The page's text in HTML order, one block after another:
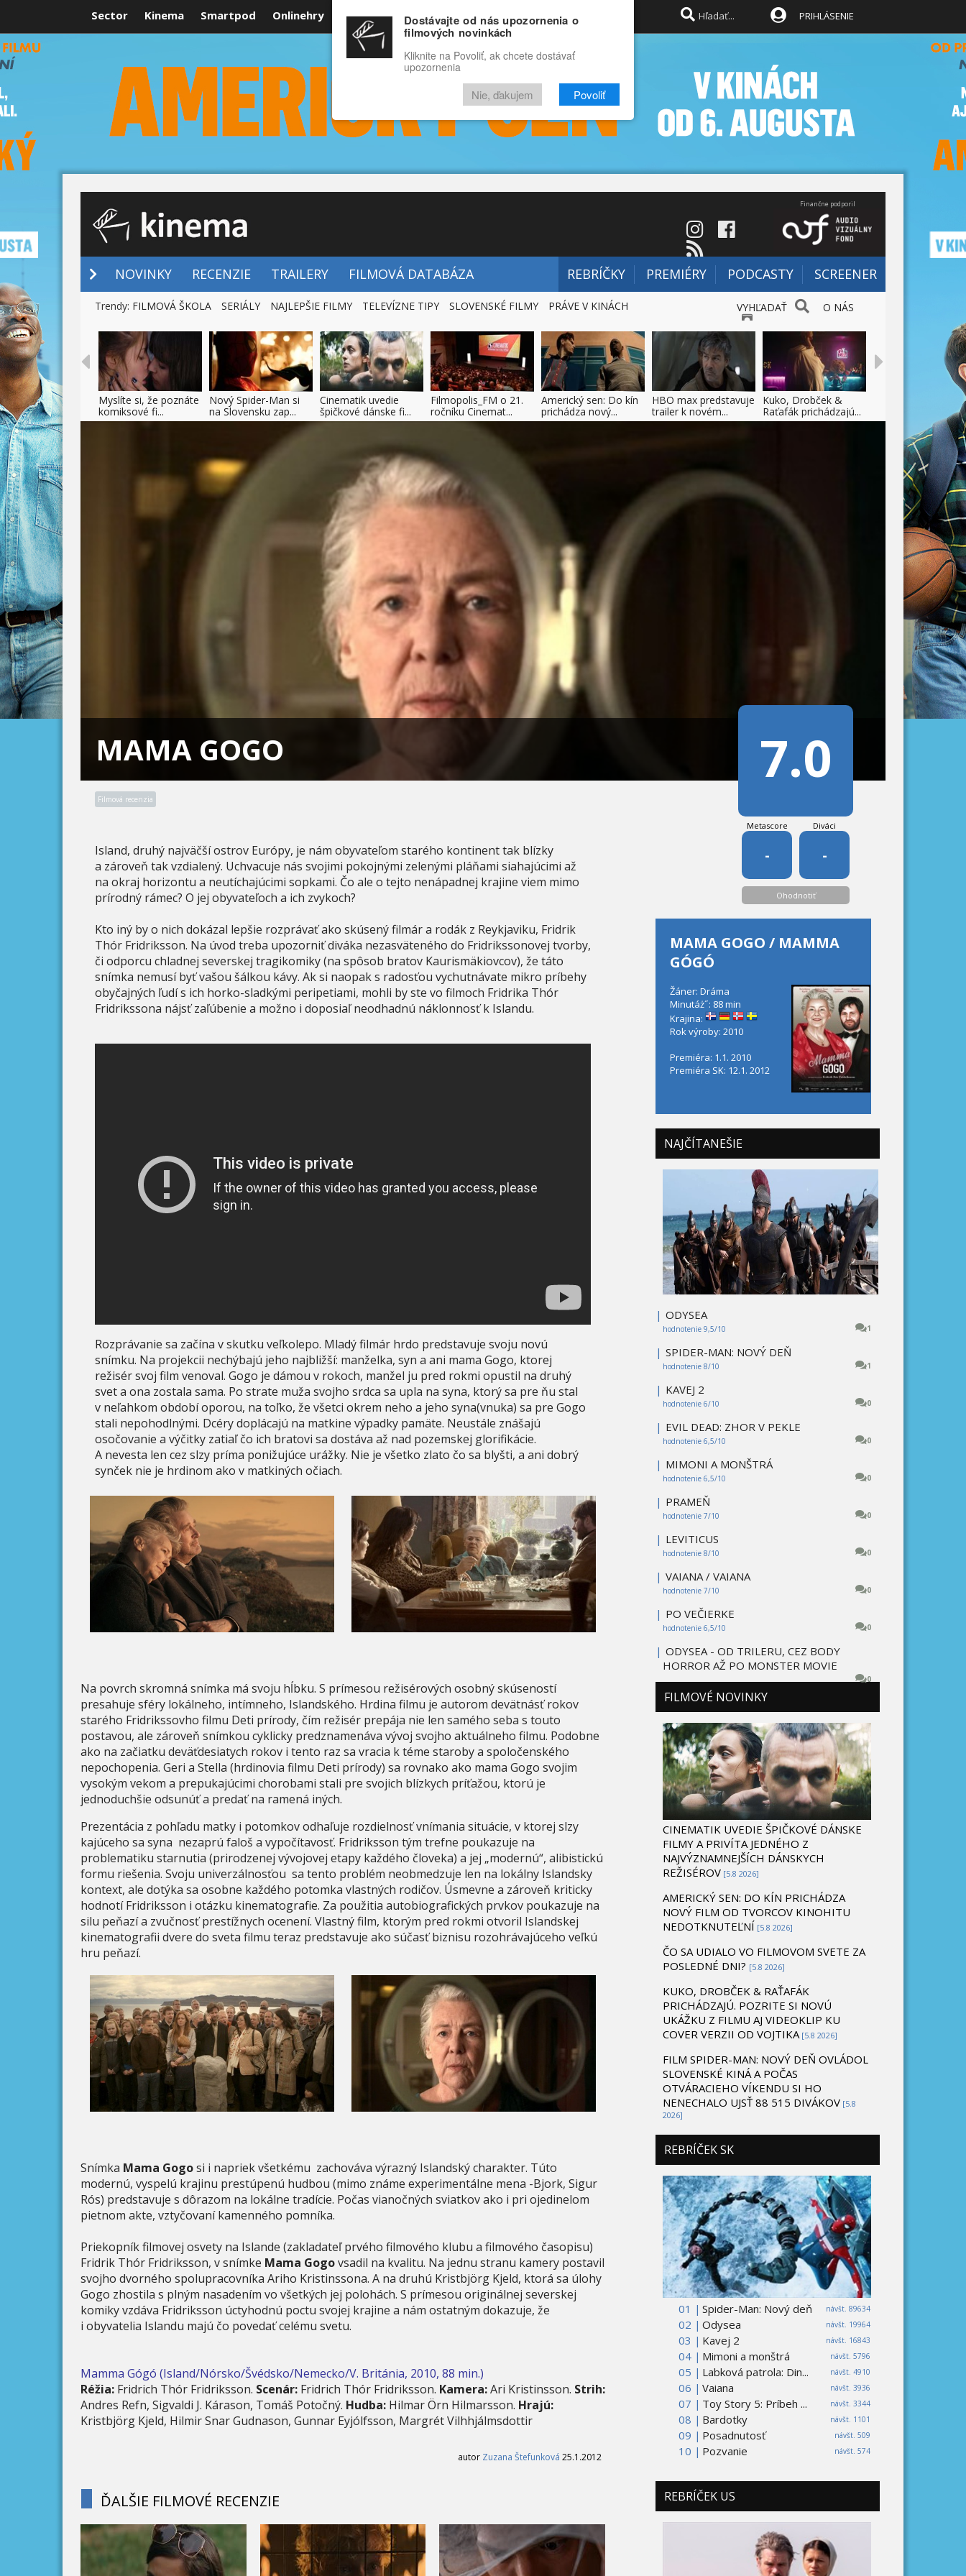
Sector Kinema Smartpod Onlinehry Rozprávky Funny Docu
RECENZIE VIDEÁ FILMY
PRIHLÁSENIE
Finančne podporil
NOVINKY RECENZIE TRAILERY FILMOVÁ DATABÁZA REBRÍČKY PREMIÉRY PODCASTY SCREENER
VYHĽADAŤ O NÁS
Trendy: FILMOVÁ ŠKOLA SERIÁLY NAJLEPŠIE FILMY TELEVÍZNE TIPY SLOVENSKÉ FILMY PRÁVE V KINÁCH
Myslíte si, že poznáte
komiksové fi...
Nový Spider-Man si
na Slovensku zap...
Cinematik uvedie
špičkové dánske fi...
Filmopolis_FM o 21.
ročníku Cinemat...
Americký sen: Do kín
prichádza nový...
HBO max predstavuje
trailer k novém...
Kuko, Drobček &
Raťafák prichádzajú...
MAMA GOGO 7.0
Filmová recenzia
Island, druhý najväčší ostrov Európy, je nám obyvateľom starého kontinent tak blízky
a zároveň tak vzdialený. Uchvacuje nás svojimi pokojnými zelenými pláňami siahajúcimi až
na okraj horizontu a neutíchajúcimi sopkami. Čo ale o tejto nenápadnej krajine viem mimo
prírodný rámec? O jej obyvateľoch a ich zvykoch?
Kto iný by o nich dokázal lepšie rozprávať ako skúsený filmár a rodák z Reykjaviku, Fridrik
Thór Fridriksson. Na úvod treba upozorniť diváka nezasväteného do Fridrikssonovej tvorby,
či odporcu chladnej severskej tragikomiky (na spôsob bratov Kaurismäkiovcov), že táto
snímka nemusí byť vašou šálkou kávy. Ak si naopak s radosťou vychutnávate mikro príbehy
obyčajných ľudí s ich horko-sladkými peripetiami, mohli by ste vo filmoch Fridrika Thór
Fridrikssona nájsť zaľúbenie a možno i doposiaľ neodhadnú náklonnosť k Islandu.
Rozprávanie sa začína v skutku veľkolepo. Mladý filmár hrdo predstavuje svoju novú
snímku. Na projekcii nechýbajú jeho najbližší: manželka, syn a ani mama Gogo, ktorej
režisér svoj film venoval. Gogo je dámou v rokoch, manžel ju pred rokmi opustil na druhý
svet a ona zostala sama. Po strate muža svojho srdca sa upla na syna, ktorý sa pre ňu stal
v neľahkom období oporou, na toľko, že všetci okrem neho a jeho syna(vnuka) sa pre Gogo
stali nepohodlnými. Dcéry doplácajú na matkine výpadky pamäte. Neustále znášajú
osočovanie a výčitky zatiaľ čo ich bratovi sa dostáva až nad pozemskej glorifikácie.
A nevesta len cez slzy príma ponižujúce urážky. Nie je všetko zlato čo sa blyšti, a ani dobrý
synček nie je hrdinom ako v matkiných očiach.
Na povrch skromná snímka má svoju hĺbku. S prímesou režisérových osobný skúseností
presahuje sféry lokálneho, intímneho, Islandského. Hrdina filmu je autorom devätnásť rokov
starého Fridrikssovho filmu Deti prírody, čím režisér prepája nie len samého seba s touto
postavou, ale zároveň snímkou cyklicky predznamenáva vývoj svojho aktuálneho filmu. Podobne
ako na začiatku deväťdesiatych rokov i tento raz sa vracia k téme staroby a spoločenského
nepochopenia. Geri a Stella (hrdinovia filmu Deti prírody) sa rovnako ako mama Gogo svojim
vysokým vekom a prepukajúcimi chorobami stali pre svojich blízkych príťažou, ktorú je
jednoduchšie odsunúť a predať na ramená iných.
Prezentácia z pohľadu matky i potomkov odhaľuje rozdielnosť vnímania situácie, v ktorej slzy
kajúceho sa syna nezaprú faloš a vypočítavosť. Fridriksson tým trefne poukazuje na
problematiku starnutia (prirodzenej vývojovej etapy každého človeka) a jej „modernú“, alibistickú
formu riešenia. Svoju univerzálnosťou sa tento problém neobmedzuje len na lokálny Islandsky
kontext, ale dotýka sa osobne každého potomka vlastných rodičov. Úsmevne a zároveň kriticky
hodnotí Fridriksson i otázku kinematografie. Za použitia autobiografických prvkov poukazuje na
silu peňazí a zvučnosť prestížnych ocenení. Vlastný film, ktorým pred rokmi otvoril Islandskej
kinematografii dvere do sveta filmu teraz predstavuje ako súčasť biznisu rozohrávajúceho veľkú
hru peňazí.
Snímka Mama Gogosi i napriek všetkému zachováva výrazný Islandský charakter. Túto
modernú, vyspelú krajinu prestúpenú hudbou (mimo známe experimentálne mena -Bjork, Sigur
Rós) predstavuje s dôrazom na lokálne tradície. Počas vianočných sviatkov ako i pri ojedinelom
pietnom akte, vztyčovaní kamenného pomníka.
Priekopník filmovej osvety na Islande (zakladateľ prvého filmového klubu a filmového časopisu)
Fridrik Thór Fridriksson, v snímke Mama Gogovsadil na kvalitu. Na jednu stranu kamery postavil
svojho dvorného spolupracovníka Ariho Kristinssona. A na druhú Kristbjörg Kjeld, ktorá sa úlohy
Gogo zhostila s plným nasadením vo všetkých jej polohách. S prímesou originálnej severskej
komiky vzdáva Fridriksson úctyhodnú poctu svojej krajine a nám ostatným dokazuje, že
i obyvatelia Islandu majú čo povedať celému svetu.
Mamma Gógó (Island/Nórsko/Švédsko/Nemecko/V. Británia, 2010, 88 min.)
Réžia: Fridrich Thór Fridriksson. Scenár: Fridrich Thór Fridriksson. Kamera:Ari Kristinsson. Strih:
Andres Refn, Sigvaldi J. Kárason, Tomáš Potočný. Hudba: Hilmar Örn Hilmarsson. Hrajú:
Kristbjörg Kjeld, Hilmir Snar Gudnason, Gunnar Eyjólfsson, Margrét Vilhhjálmsdottir
autor Zuzana Štefunková 25.1.2012
ĎALŠIE FILMOVÉ RECENZIE
Metascore
-
Diváci
-
Ohodnotiť
MAMA GOGO / MAMMA
GÓGÓ
Žáner: Dráma
Minutáż˝: 88 min
Krajina:
Rok výroby: 2010
Premiéra: 1.1. 2010
Premiéra SK: 12.1. 2012
NAJČÍTANEŠIE
| ODYSEA
1
hodnotenie 9,5/10
| SPIDER-MAN: NOVÝ DEŇ
1
hodnotenie 8/10
| KAVEJ 2
0
hodnotenie 6/10
| EVIL DEAD: ZHOR V PEKLE
0
hodnotenie 6,5/10
| MIMONI A MONŠTRÁ
0
hodnotenie 6,5/10
| PRAMEŇ
0
hodnotenie 7/10
| LEVITICUS
0
hodnotenie 8/10
| VAIANA / VAIANA
0
hodnotenie 7/10
| PO VEČIERKE
0
hodnotenie 6,5/10
| ODYSEA - OD TRILERU, CEZ BODY
HORROR AŽ PO MONSTER MOVIE
0
FILMOVÉ NOVINKY
CINEMATIK UVEDIE ŠPIČKOVÉ DÁNSKE
FILMY A PRIVÍTA JEDNÉHO Z
NAJVÝZNAMNEJŠÍCH DÁNSKYCH
REŽISÉROV [5.8 2026]
AMERICKÝ SEN: DO KÍN PRICHÁDZA
NOVÝ FILM OD TVORCOV KINOHITU
NEDOTKNUTEĽNÍ [5.8 2026]
ČO SA UDIALO VO FILMOVOM SVETE ZA
POSLEDNÉ DNI? [5.8 2026]
KUKO, DROBČEK & RAŤAFÁK
PRICHÁDZAJÚ. POZRITE SI NOVÚ
UKÁŽKU Z FILMU AJ VIDEOKLIP KU
COVER VERZII OD VOJTIKA [5.8 2026]
FILM SPIDER-MAN: NOVÝ DEŇ OVLÁDOL
SLOVENSKÉ KINÁ A POČAS
OTVÁRACIEHO VÍKENDU SI HO
NENECHALO UJSŤ 88 515 DIVÁKOV [5.8
2026]
REBRÍČEK SK
01 | návšt. 89634
Spider-Man: Nový deň
02 |
návšt. 19964
Odysea
03 |
návšt. 16843
Kavej 2
04 |
návšt. 5796
Mimoni a monštrá
05 |
návšt. 4910
Labková patrola: Din...
06 |
návšt. 3936
Vaiana
07 |
návšt. 3344
Toy Story 5: Príbeh ...
08 |
návšt. 1101
Bardotky
09 |
návšt. 509
Posadnutosť
10 |
návšt. 574
Pozvanie
REBRÍČEK US
Dostávajte od nás upozornenia o
filmových novinkách
Kliknite na Povoliť, ak chcete dostávať
upozornenia
Nie, ďakujem Povoliť